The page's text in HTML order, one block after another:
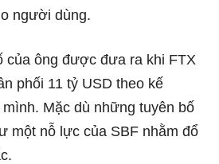
người dùng.
của ông được đưa ra khi FTX
phối 11 tỷ USD theo kế
Mặc dù những tuyên bố
một nỗ lực của SBF nhằm đổ